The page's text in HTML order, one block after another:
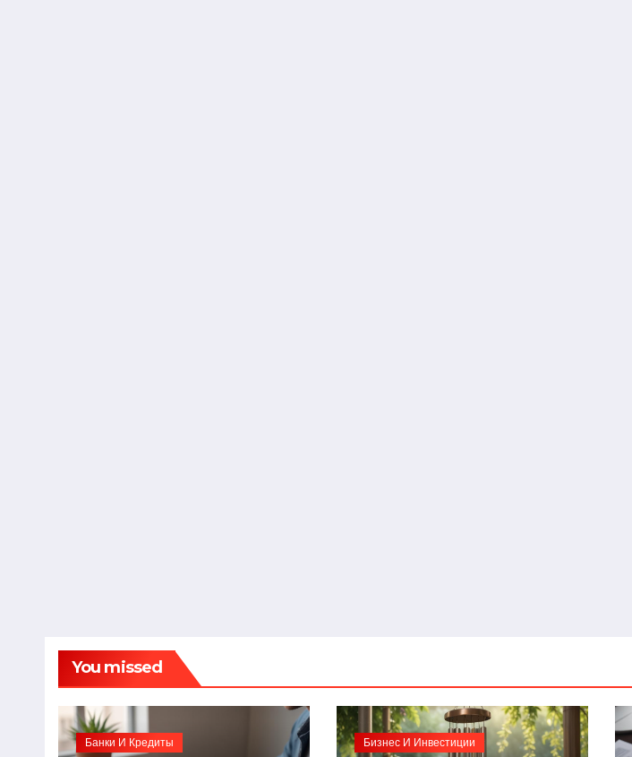
You missed
Банки И Кредиты Бизнес И Инвестиции